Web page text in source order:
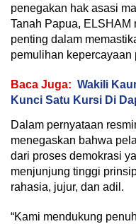
penegakan hak asasi
Tanah Papua,
penting dalam
pemulihan kepercayaan
Baca Juga: Wakili
Kunci Satu Kursi Di
Dalam pernyataan
menegaskan bahwa
dari proses demokrasi
menjunjung tinggi
rahasia, jujur, dan adil.
“Kami mendukung